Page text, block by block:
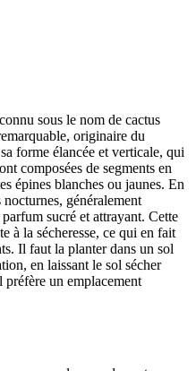
sous le nom de cactus
originaire du
forme élancée et verticale, qui
composées de segments en
épines blanches ou jaunes. En
généralement
sucré et attrayant. Cette
à la sécheresse, ce qui en fait
Il faut la planter dans un sol
en laissant le sol sécher
préfère un emplacement